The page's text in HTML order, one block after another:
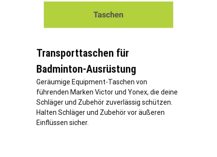
Transporttaschen für
Badminton-Ausrüstung
Geräumige Equipment-Taschen von
führenden Marken Victor und Yonex, die deine
Schläger und Zubehör zuverlässig schützen.
Halten Schläger und Zubehör vor äußeren
Einflüssen sicher.